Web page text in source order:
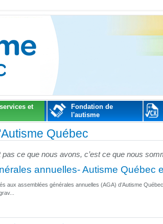
et
Fondation de
l'autisme
Québec
pas ce que nous avons, c’est ce que nous
annuelles- Autisme Québec
aux assemblées générales annuelles (AGA) d’Autisme